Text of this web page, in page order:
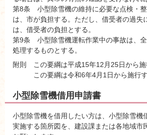
第8条 小型除雪機の維持に必要な点検・
は、市が負担する。ただし、借受者の過失
は、借受者の負担とする。
第9条 小型除雪機運転作業中の事故は、
処理するものとする。
附則 この要綱は平成15年12月25日から施
この要綱は令和6年4月1日から施行す
小型除雪機借用申請書
小型除雪機を借用したい方は、小型除雪機
実施する箇所図を、建設課または各地域市